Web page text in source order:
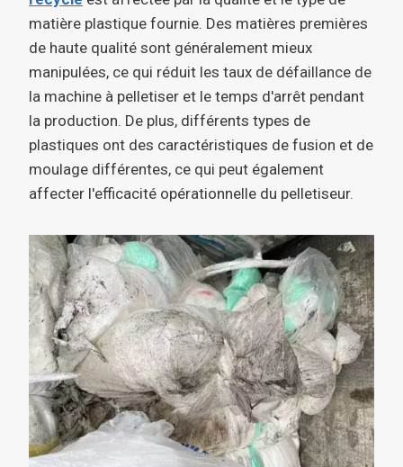
matière plastique fournie. Des matières premières
de haute qualité sont généralement mieux
manipulées, ce qui réduit les taux de défaillance de
la machine à pelletiser et le temps d'arrêt pendant
la production. De plus, différents types de
plastiques ont des caractéristiques de fusion et de
moulage différentes, ce qui peut également
affecter l'efficacité opérationnelle du pelletiseur.